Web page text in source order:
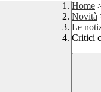
Home
Novità
Le
Critici